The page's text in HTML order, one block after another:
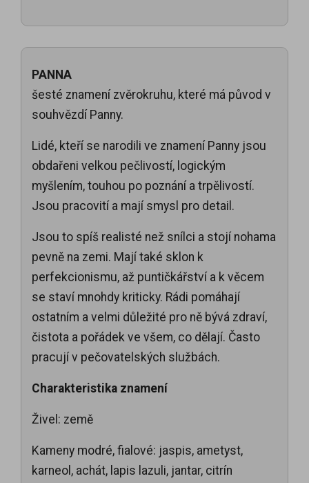
PANNA
šesté znamení zvěrokruhu, které má původ v
souhvězdí Panny.
Lidé, kteří se narodili ve znamení Panny jsou
obdařeni velkou pečlivostí, logickým
myšlením, touhou po poznání a trpělivostí.
Jsou pracovití a mají smysl pro detail.
Jsou to spíš realisté než snílci a stojí nohama
pevně na zemi. Mají také sklon k
perfekcionismu, až puntičkářství a k věcem
se staví mnohdy kriticky. Rádi pomáhají
ostatním a velmi důležité pro ně bývá zdraví,
čistota a pořádek ve všem, co dělají. Často
pracují v pečovatelských službách.
Charakteristika znamení
Živel: země
Kameny modré, fialové: jaspis, ametyst,
karneol, achát, lapis lazuli, jantar, citrín